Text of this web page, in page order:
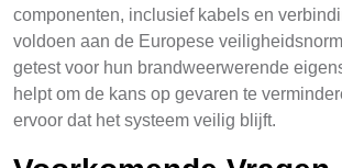
componenten, inclusief kabels en
voldoen aan de Europese
getest voor hun brandweerwerende
helpt om de kans op gevaren te
ervoor dat het systeem veilig blijft.